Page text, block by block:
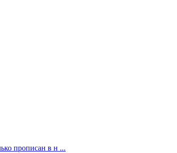
прописан в н ...